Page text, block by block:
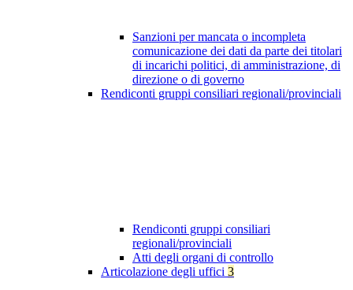
Sanzioni per mancata o incompleta
comunicazione dei dati da parte dei titolari
di incarichi politici, di amministrazione, di
direzione o di governo
Rendiconti gruppi consiliari regionali/provinciali
Rendiconti gruppi consiliari
regionali/provinciali
Atti degli organi di controllo
Articolazione degli uffici 3